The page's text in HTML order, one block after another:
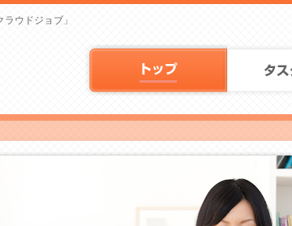
ウドジョブ」
クラウドソ